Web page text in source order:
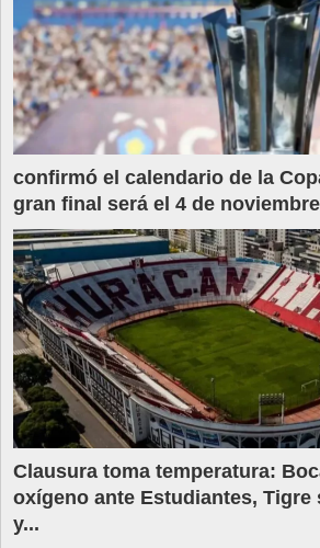
confirmó el calendario de la
gran final será el 4 de
Clausura toma temperatura:
oxígeno ante Estudiantes, Tigre
y...